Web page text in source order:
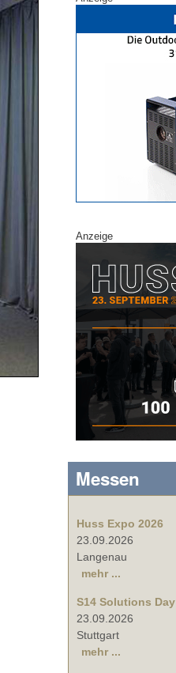
Anzeige
Messen
Huss Expo 2026
23.09.2026
Langenau
mehr ...
S14 Solutions Day
23.09.2026
Stuttgart
mehr ...